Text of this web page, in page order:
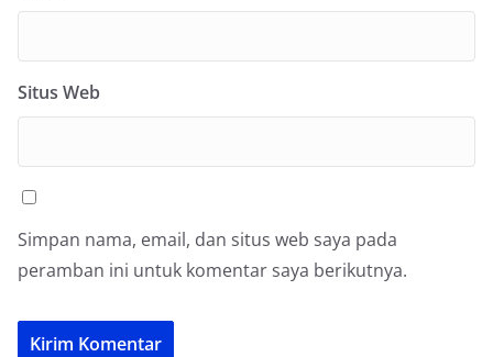
Situs Web
Simpan nama, email, dan situs web saya pada
peramban ini untuk komentar saya berikutnya.